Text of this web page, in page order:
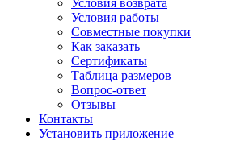
Условия возврата
Условия работы
Совместные покупки
Как заказать
Сертификаты
Таблица размеров
Вопрос-ответ
Отзывы
Контакты
Установить приложение